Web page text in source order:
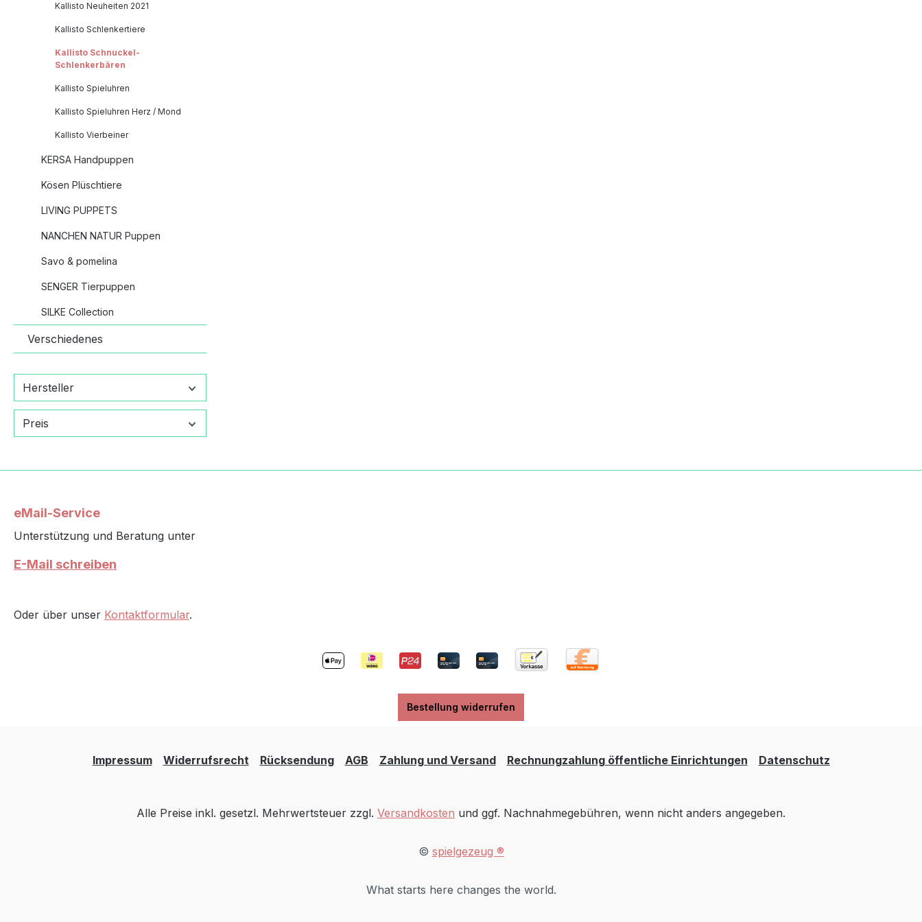
Kallisto Neuheiten 2021
Kallisto Schlenkertiere
Kallisto Schnuckel-
Schlenkerbären
Kallisto Spieluhren
Kallisto Spieluhren Herz / Mond
Kallisto Vierbeiner
KERSA Handpuppen
Kösen Plüschtiere
LIVING PUPPETS
NANCHEN NATUR Puppen
Savo & pomelina
SENGER Tierpuppen
SILKE Collection
Verschiedenes
Hersteller
Preis
eMail-Service
Unterstützung und Beratung unter
E-Mail schreiben
Oder über unser Kontaktformular.
Bestellung widerrufen
Impressum Widerrufsrecht Rücksendung AGB Zahlung und Versand Rechnungzahlung öffentliche Einrichtungen Datenschutz
Alle Preise inkl. gesetzl. Mehrwertsteuer zzgl. Versandkosten und ggf. Nachnahmegebühren, wenn nicht anders angegeben.
© spielgezeug ®
What starts here changes the world.